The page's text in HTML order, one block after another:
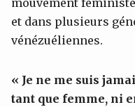
mouvement
et dans plusieurs
vénézuéliennes.
« Je ne me suis
tant que femme, ni